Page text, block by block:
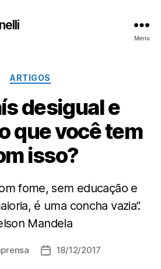
Menu
Categorias
ARTIGOS
desigual e
que você tem
isso?
fome, sem educação e
é uma concha vazia”.
Mandela
Data18/12/2017